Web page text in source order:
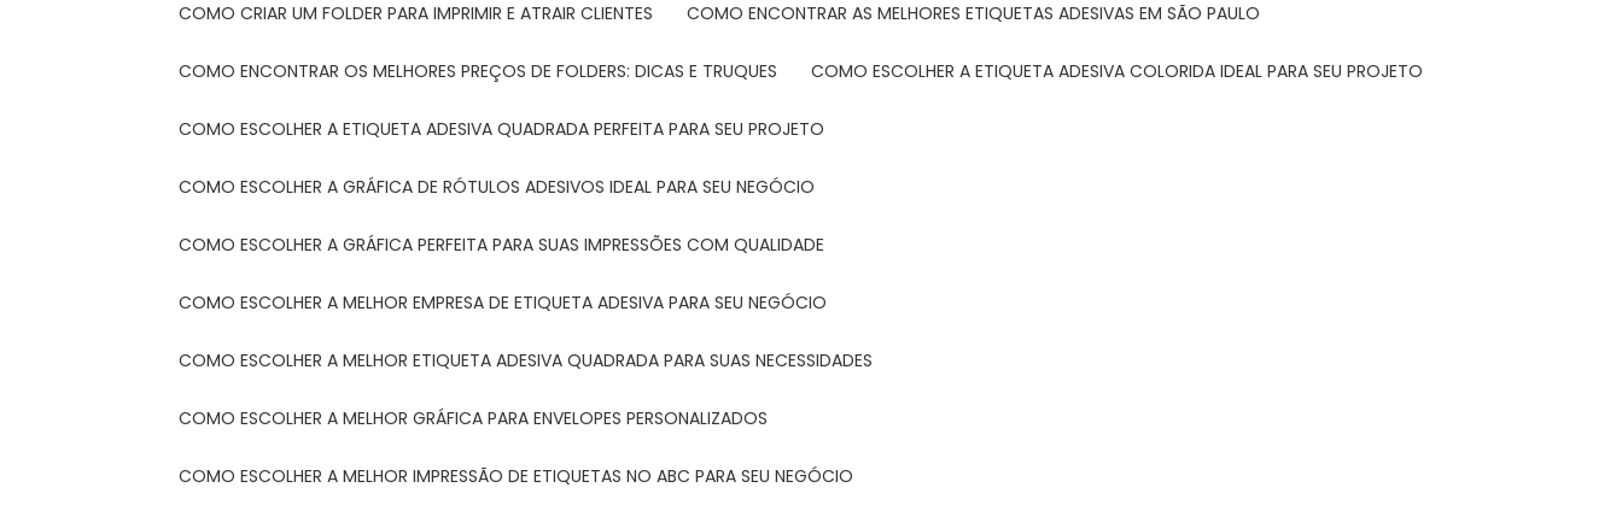
COMO CRIAR UM FOLDER PARA IMPRIMIR E ATRAIR CLIENTES COMO ENCONTRAR AS MELHORES ETIQUETAS ADESIVAS EM SÃO PAULO
COMO ENCONTRAR OS MELHORES PREÇOS DE FOLDERS: DICAS E TRUQUES COMO ESCOLHER A ETIQUETA ADESIVA COLORIDA IDEAL PARA SEU PROJETO
COMO ESCOLHER A ETIQUETA ADESIVA QUADRADA PERFEITA PARA SEU PROJETO
COMO ESCOLHER A GRÁFICA DE RÓTULOS ADESIVOS IDEAL PARA SEU NEGÓCIO
COMO ESCOLHER A GRÁFICA PERFEITA PARA SUAS IMPRESSÕES COM QUALIDADE
COMO ESCOLHER A MELHOR EMPRESA DE ETIQUETA ADESIVA PARA SEU NEGÓCIO
COMO ESCOLHER A MELHOR ETIQUETA ADESIVA QUADRADA PARA SUAS NECESSIDADES
COMO ESCOLHER A MELHOR GRÁFICA PARA ENVELOPES PERSONALIZADOS
COMO ESCOLHER A MELHOR IMPRESSÃO DE ETIQUETAS NO ABC PARA SEU NEGÓCIO